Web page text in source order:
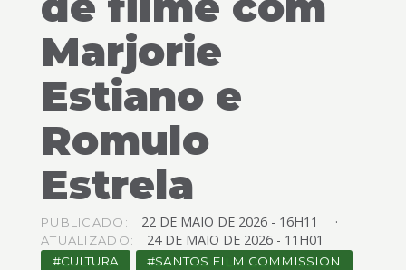
rodapé
Acessibilidade
↺ Restaurar padrão
Marjorie
Estiano e
Romulo
Estrela
PUBLICADO: 22 DE MAIO DE 2026 - 16H11
ATUALIZADO: 24 DE MAIO DE 2026 - 11H01
CULTURA SANTOS FILM COMMISSION